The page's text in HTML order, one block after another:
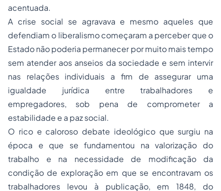
acentuada.
A crise social se agravava e mesmo aqueles que
defendiam o liberalismo começaram a perceber que o
Estado não poderia permanecer por muito mais tempo
sem atender aos anseios da sociedade e sem intervir
nas relações individuais a fim de assegurar uma
igualdade jurídica entre trabalhadores e
empregadores, sob pena de comprometer a
estabilidade e a paz social.
O rico e caloroso debate ideológico que surgiu na
época e que se fundamentou na valorização do
trabalho e na necessidade de modificação da
condição de exploração em que se encontravam os
trabalhadores levou à publicação, em 1848, do